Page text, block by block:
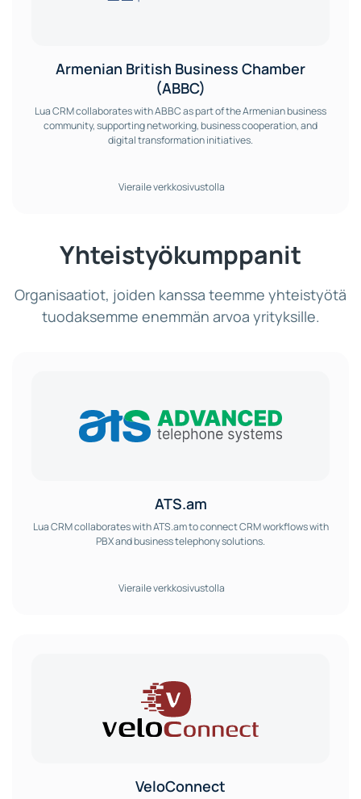
Armenian British Business Chamber
(ABBC)
Lua CRM collaborates with ABBC as part of the Armenian business
community, supporting networking, business cooperation, and
digital transformation initiatives.
Vieraile verkkosivustolla
Yhteistyökumppanit
Organisaatiot, joiden kanssa teemme yhteistyötä
tuodaksemme enemmän arvoa yrityksille.
ATS.am
Lua CRM collaborates with ATS.am to connect CRM workflows with
PBX and business telephony solutions.
Vieraile verkkosivustolla
VeloConnect